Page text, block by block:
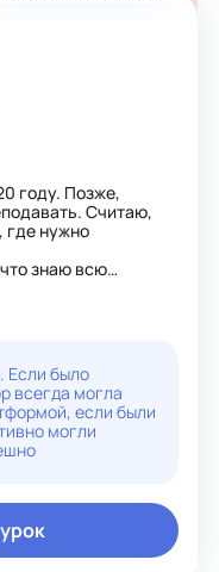
году. Позже,
Считаю,
где нужно
знаю всю
к любой
что могу
любому ученику и
языке.
юниоров и
Если было
всегда могла
если были
могли